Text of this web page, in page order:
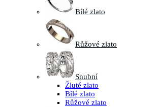
Bílé zlato
Růžové zlato
Snubní
Žluté zlato
Bílé zlato
Růžové zlato